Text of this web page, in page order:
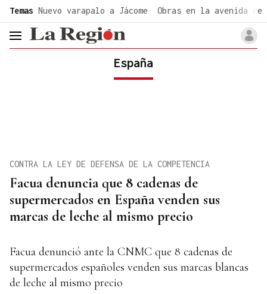
Temas Nuevo varapalo a Jácome Obras en la avenida de
header.menu.open
España
Facua denuncia que 8 cadenas de
supermercados en España venden sus
marcas de leche al mismo precio
CONTRA LA LEY DE DEFENSA DE LA COMPETENCIA
Facua denunció ante la CNMC que 8 cadenas de
supermercados españoles venden sus marcas blancas
de leche al mismo precio